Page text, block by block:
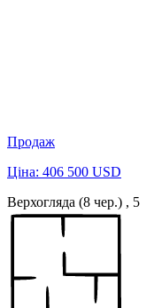
Продаж
Ціна: 406 500 USD
Верхогляда (8 чер.) , 5